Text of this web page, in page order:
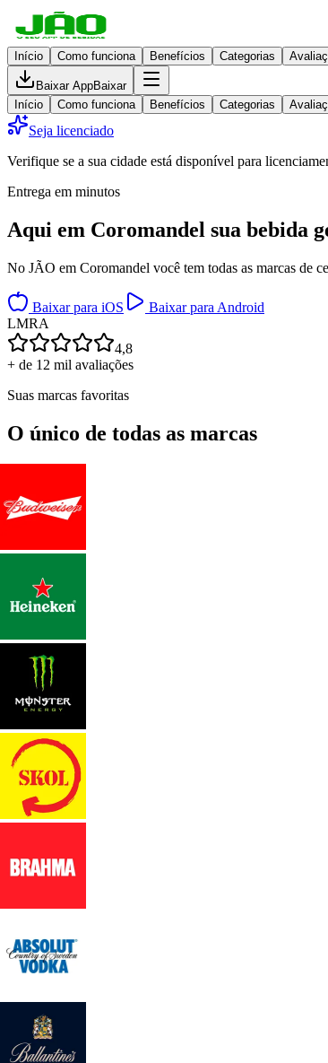
Início Como funciona Benefícios Categorias
Baixar AppBaixar
Início
Como funciona Benefícios Categorias
Seja licenciado
Verifique se a sua cidade está disponível para
Entrega em minutos
Aqui em Coromandel sua bebida
No JÃO em Coromandel você tem todas as marcas de
Baixar para iOS
Baixar para Android
LMRA
4,8
+ de 12 mil avaliações
Suas marcas favoritas
O único de todas as marcas